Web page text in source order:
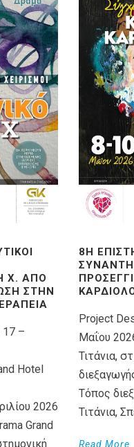
X. ΑΠΌ
ΣΤΗΝ
17 –
Hotel
2026
Grand
8Η
Project
Μαΐου
Τιτάνια,
Τόπος
Τιτάνια,
Read More